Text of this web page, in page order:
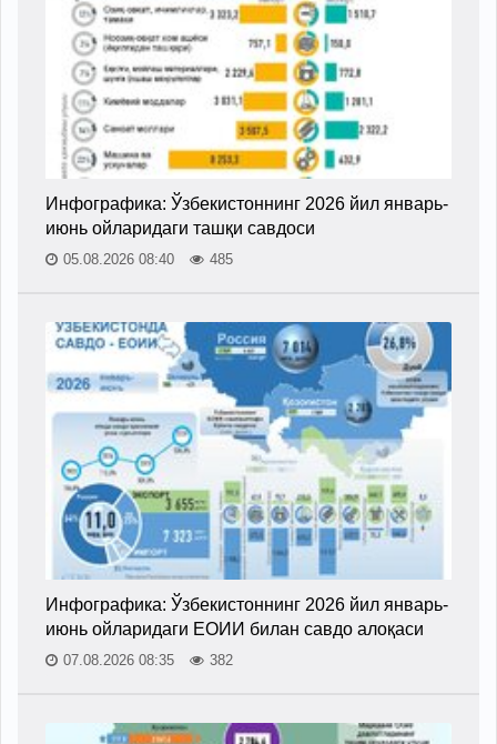
Инфографика: Ўзбекистоннинг 2026 йил январь-
июнь ойларидаги ташқи савдоси
05.08.2026 08:40 485
Инфографика: Ўзбекистоннинг 2026 йил январь-
июнь ойларидаги ЕОИИ билан савдо алоқаси
07.08.2026 08:35 382